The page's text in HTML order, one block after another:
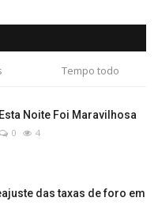
Tempo todo
Noite Foi Maravilhosa
0 4
das taxas de foro em